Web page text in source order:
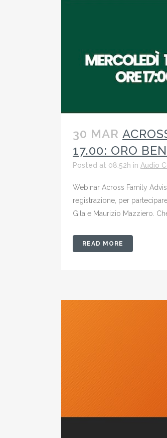
30 MAR
17.00: ORO
Posted at 08:52h in Audio
Webinar Across Family
registrazione, per
Gila e Maurizio Mazziero. Che
READ MORE